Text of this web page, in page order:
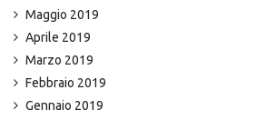
Maggio 2019
Aprile 2019
Marzo 2019
Febbraio 2019
Gennaio 2019